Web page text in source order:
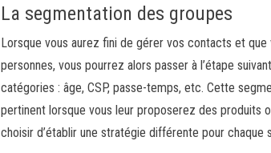
La segmentation des groupes
Lorsque vous aurez fini de gérer vos contacts et
personnes, vous pourrez alors passer à l’étape
catégories : âge, CSP, passe-temps, etc. Cette
pertinent lorsque vous leur proposerez des produits
choisir d’établir une stratégie différente pour chaque